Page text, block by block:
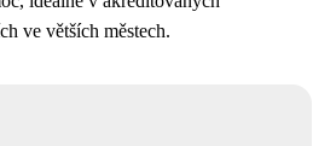
ve větších městech.